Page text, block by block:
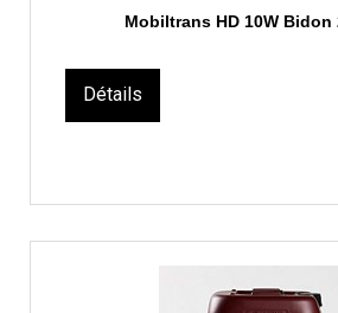
Mobiltrans HD 10W Bidon
Détails